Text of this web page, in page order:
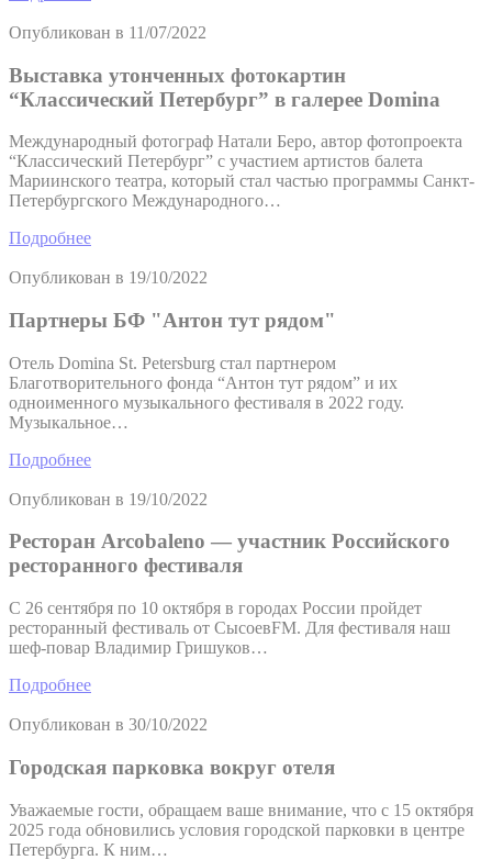
Опубликован в 11/07/2022
Выставка утонченных фотокартин
“Классический Петербург” в галерее Domina
Международный фотограф Натали Беро, автор фотопроекта
“Классический Петербург” с участием артистов балета
Мариинского театра, который стал частью программы Санкт-
Петербургского Международного…
Подробнее
Опубликован в 19/10/2022
Партнеры БФ "Антон тут рядом"
Отель Domina St. Petersburg стал партнером
Благотворительного фонда “Антон тут рядом” и их
одноименного музыкального фестиваля в 2022 году.
Музыкальное…
Подробнее
Опубликован в 19/10/2022
Ресторан Arcobaleno — участник Российского
ресторанного фестиваля
С 26 сентября по 10 октября в городах России пройдет
ресторанный фестиваль от СысоевFM. Для фестиваля наш
шеф-повар Владимир Гришуков…
Подробнее
Опубликован в 30/10/2022
Городская парковка вокруг отеля
Уважаемые гости, обращаем ваше внимание, что с 15 октября
2025 года обновились условия городской парковки в центре
Петербурга. К ним…